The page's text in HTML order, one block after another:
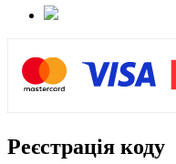
Реєстрація коду